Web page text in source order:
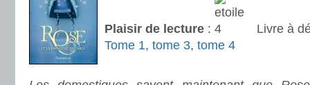
Plaisir de lecture :
Livre à
Tome 1, tome 3, tome 4